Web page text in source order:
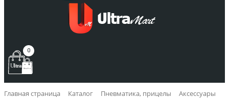
0
Главная страница Каталог Пневматика, прицелы
Аксессуары